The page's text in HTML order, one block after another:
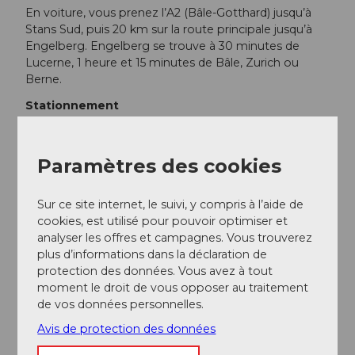
En voiture, vous prenez l’A2 (Bâle-Gotthard) jusqu’à
Stans Sud, puis 20 km sur la route principale jusqu’à
Engelberg. Engelberg se trouve à 30 minutes de
Lucerne, 1 heure et 15 minutes de Bâle, Zurich ou
Berne.
Stationnement
Transports en commun
l’aéroport de Zurich, des correspondances toutes les
demi-heures avec un temps de trajet d’environ 1h)
jusqu’à Lucerne. Ensuite, avec la Zentralbahn, 43
minutes à travers un paysage varié et des gorges
jusqu’à Engelberg.
Informations supplémentaires / Liens
Code de conduite VTT
Paramètres des cookies
Sur ce site internet, le suivi, y compris à l’aide de
cookies, est utilisé pour pouvoir optimiser et
analyser les offres et campagnes. Vous trouverez
plus d’informations dans la déclaration de
protection des données. Vous avez à tout
moment le droit de vous opposer au traitement
de vos données personnelles.
Avis de protection des données